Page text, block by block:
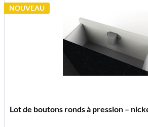
NOUVEAU
Lot de boutons ronds à pression –